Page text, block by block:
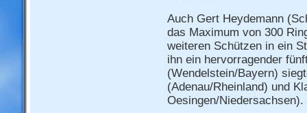
Auch Gert Heydemann
das Maximum von 300
weiteren Schützen in ein
ihn ein hervorragender
(Wendelstein/Bayern)
(Adenau/Rheinland) und
Oesingen/Niedersachsen).